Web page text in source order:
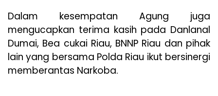
Dalam kesempatan Agung juga
mengucapkan terima kasih pada Danlanal
Dumai, Bea cukai Riau, BNNP Riau dan pihak
lain yang bersama Polda Riau ikut bersinergi
memberantas Narkoba.